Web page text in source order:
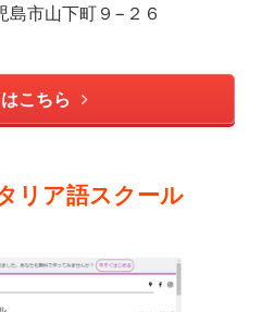
市山下町９−２６
こちら
リア語スクール